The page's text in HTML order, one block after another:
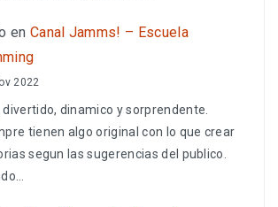
en Canal Jamms! – Escuela
2022
divertido, dinamico y sorprendente.
tienen algo original con lo que crear
segun las sugerencias del publico.